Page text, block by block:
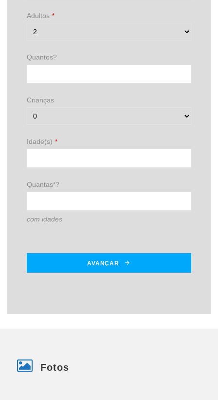
Adultos *
Quantos?
Crianças
Idade(s) *
Quantas*?
com idades
AVANÇAR
Fotos